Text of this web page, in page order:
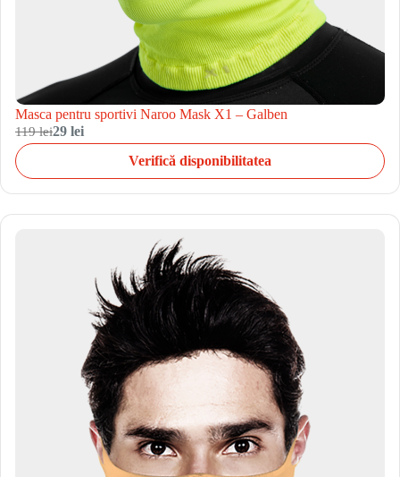
Masca pentru sportivi Naroo Mask X1 – Galben
119 lei29 lei
Verifică disponibilitatea